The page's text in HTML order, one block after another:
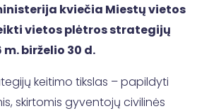
kviečia Miestų vietos
vietos plėtros strategijų
birželio 30 d.
keitimo tikslas – papildyti
skirtomis gyventojų civilinės